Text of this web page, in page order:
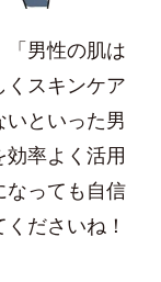
「男性の肌は
スキンケア
といった男
率よく活用
なっても自信
ださいね！